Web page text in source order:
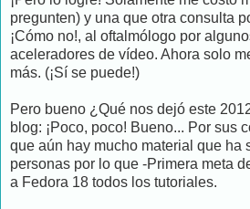
pregunten) y una que otra consulta
¡Cómo no!, al oftalmólogo por
aceleradores de vídeo. Ahora solo
más. (¡Sí se puede!)
Pero bueno ¿Qué nos dejó este
blog: ¡Poco, poco! Bueno... Por sus
que aún hay mucho material que ha
personas por lo que -Primera meta
a Fedora 18 todos los tutoriales.